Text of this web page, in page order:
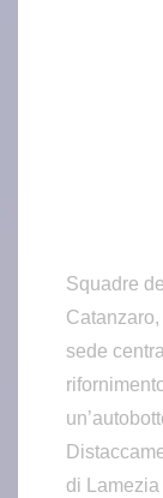
Squadre
sede
di